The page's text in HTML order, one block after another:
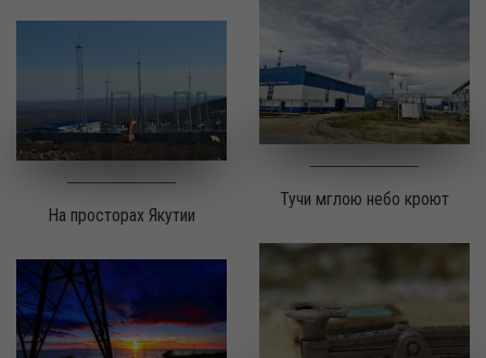
На просторах Якутии
Тучи мглою небо кроют